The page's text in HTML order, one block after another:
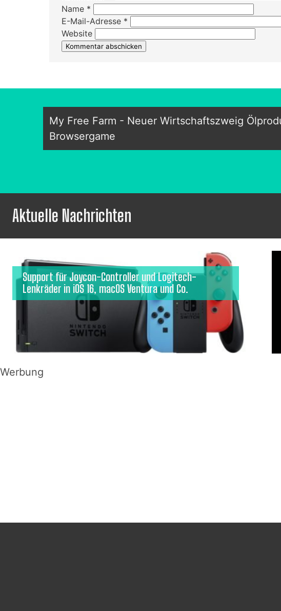
Name *
E-Mail-Adresse *
Website
My Free Farm - Neuer Wirtschaftszweig
Browsergame
Aktuelle Nachrichten
Support für Joycon-Controller und Logitech-
Lenkräder in iOS 16, macOS Ventura und Co.
Werbung